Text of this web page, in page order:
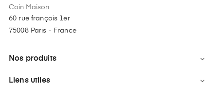
Coin Maison
60 rue françois 1er
75008 Paris - France
Nos produits 
Liens utiles 